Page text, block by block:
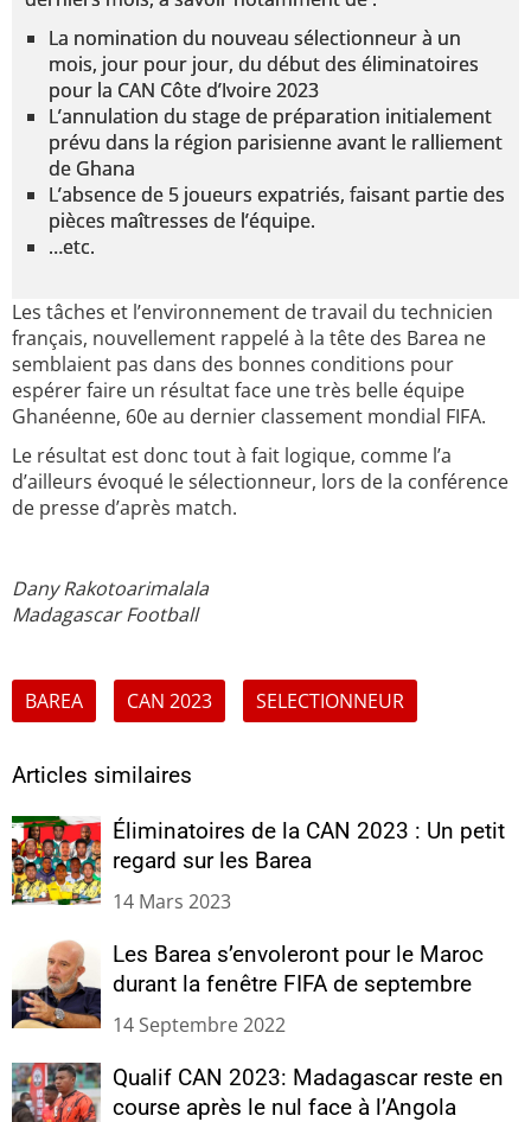
La nomination du nouveau sélectionneur à un
mois, jour pour jour, du début des éliminatoires
pour la CAN Côte d’Ivoire 2023
L’annulation du stage de préparation initialement
prévu dans la région parisienne avant le ralliement
de Ghana
L’absence de 5 joueurs expatriés, faisant partie des
pièces maîtresses de l’équipe.
…etc.
Les tâches et l’environnement de travail du technicien
français, nouvellement rappelé à la tête des Barea ne
semblaient pas dans des bonnes conditions pour
espérer faire un résultat face une très belle équipe
Ghanéenne, 60e au dernier classement mondial FIFA.
Le résultat est donc tout à fait logique, comme l’a
d’ailleurs évoqué le sélectionneur, lors de la conférence
de presse d’après match.
Dany Rakotoarimalala
Madagascar Football
BAREA CAN 2023 SELECTIONNEUR
Articles similaires
Éliminatoires de la CAN 2023 : Un petit
regard sur les Barea
14 Mars 2023
Les Barea s’envoleront pour le Maroc
durant la fenêtre FIFA de septembre
14 Septembre 2022
Qualif CAN 2023: Madagascar reste en
course après le nul face à l’Angola